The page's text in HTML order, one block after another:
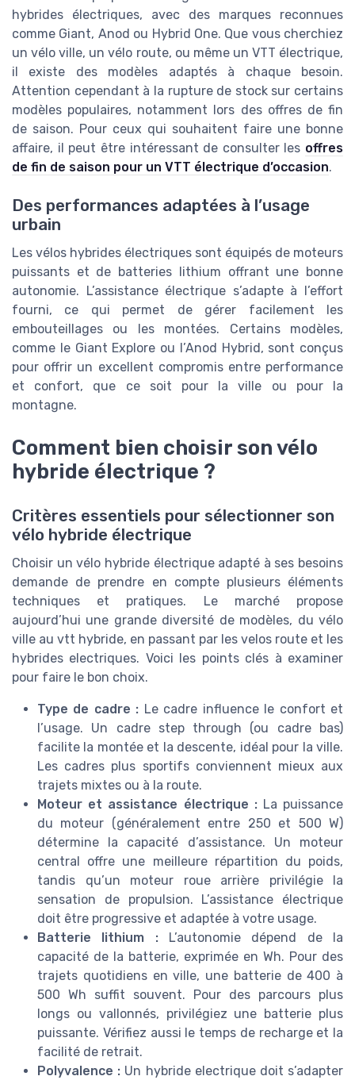
hybrides électriques, avec des marques reconnues
comme Giant, Anod ou Hybrid One. Que vous cherchiez
un vélo ville, un vélo route, ou même un VTT électrique,
il existe des modèles adaptés à chaque besoin.
Attention cependant à la rupture de stock sur certains
modèles populaires, notamment lors des offres de fin
de saison. Pour ceux qui souhaitent faire une bonne
affaire, il peut être intéressant de consulter les offres
de fin de saison pour un VTT électrique d’occasion.
Des performances adaptées à l’usage
urbain
Les vélos hybrides électriques sont équipés de moteurs
puissants et de batteries lithium offrant une bonne
autonomie. L’assistance électrique s’adapte à l’effort
fourni, ce qui permet de gérer facilement les
embouteillages ou les montées. Certains modèles,
comme le Giant Explore ou l’Anod Hybrid, sont conçus
pour offrir un excellent compromis entre performance
et confort, que ce soit pour la ville ou pour la
montagne.
Comment bien choisir son vélo
hybride électrique ?
Critères essentiels pour sélectionner son
vélo hybride électrique
Choisir un vélo hybride électrique adapté à ses besoins
demande de prendre en compte plusieurs éléments
techniques et pratiques. Le marché propose
aujourd’hui une grande diversité de modèles, du vélo
ville au vtt hybride, en passant par les velos route et les
hybrides electriques. Voici les points clés à examiner
pour faire le bon choix.
Type de cadre : Le cadre influence le confort et
l’usage. Un cadre step through (ou cadre bas)
facilite la montée et la descente, idéal pour la ville.
Les cadres plus sportifs conviennent mieux aux
trajets mixtes ou à la route.
Moteur et assistance électrique :La puissance
du moteur (généralement entre 250 et 500 W)
détermine la capacité d’assistance. Un moteur
central offre une meilleure répartition du poids,
tandis qu’un moteur roue arrière privilégie la
sensation de propulsion. L’assistance électrique
doit être progressive et adaptée à votre usage.
Batterie lithium :L’autonomie dépend de la
capacité de la batterie, exprimée en Wh. Pour des
trajets quotidiens en ville, une batterie de 400 à
500 Wh suffit souvent. Pour des parcours plus
longs ou vallonnés, privilégiez une batterie plus
puissante. Vérifiez aussi le temps de recharge et la
facilité de retrait.
Polyvalence : Un hybride electrique doit s’adapter